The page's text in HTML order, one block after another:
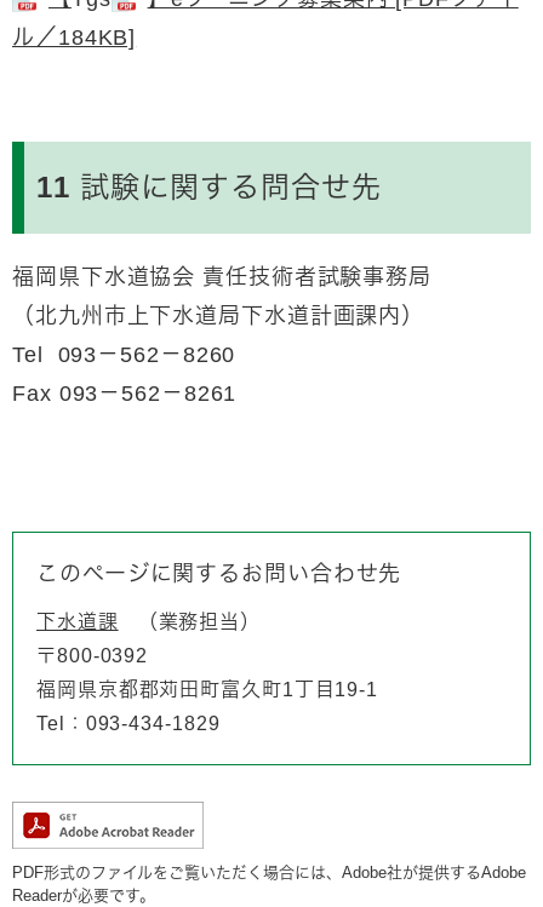
ル／184KB]
11 試験に関する問合せ先
福岡県下水道協会 責任技術者試験事務局
（北九州市上下水道局下水道計画課内）
Tel 093－562－8260
Fax 093－562－8261
このページに関するお問い合わせ先
下水道課
業務担当
〒800-0392
福岡県京都郡苅田町富久町1丁目19-1
Tel：093-434-1829
PDF形式のファイルをご覧いただく場合には、Adobe社が提供するAdobe
Readerが必要です。